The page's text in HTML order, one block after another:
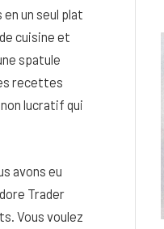
un seul plat
cuisine et
spatule
recettes
lucratif qui
avons eu
Trader
Vous voulez